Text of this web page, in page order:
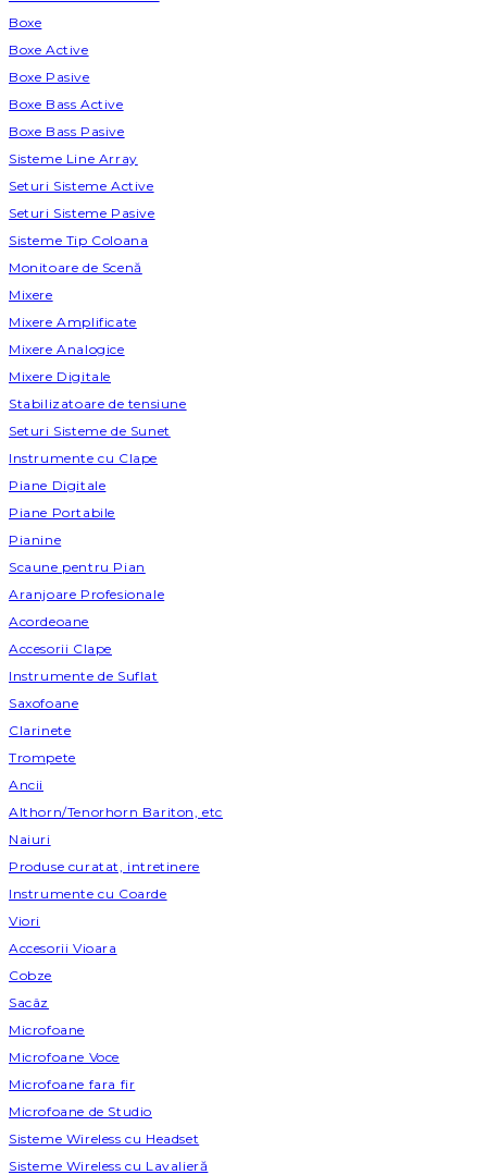
Boxe
Boxe Active
Boxe Pasive
Boxe Bass Active
Boxe Bass Pasive
Sisteme Line Array
Seturi Sisteme Active
Seturi Sisteme Pasive
Sisteme Tip Coloana
Monitoare de Scenă
Mixere
Mixere Amplificate
Mixere Analogice
Mixere Digitale
Stabilizatoare de tensiune
Seturi Sisteme de Sunet
Instrumente cu Clape
Piane Digitale
Piane Portabile
Pianine
Scaune pentru Pian
Aranjoare Profesionale
Acordeoane
Accesorii Clape
Instrumente de Suflat
Saxofoane
Clarinete
Trompete
Ancii
Althorn/Tenorhorn Bariton, etc
Naiuri
Produse curatat, intretinere
Instrumente cu Coarde
Viori
Accesorii Vioara
Cobze
Sacâz
Microfoane
Microfoane Voce
Microfoane fara fir
Microfoane de Studio
Sisteme Wireless cu Headset
Sisteme Wireless cu Lavalieră